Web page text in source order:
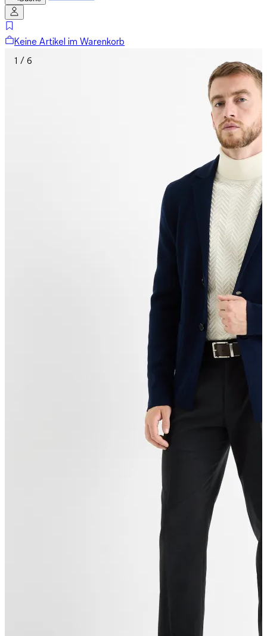
Keine Artikel im Warenkorb
1 / 6